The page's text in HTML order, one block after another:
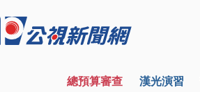
總預算審查 漢光演習